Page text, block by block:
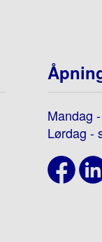
Mandag
Lørdag -